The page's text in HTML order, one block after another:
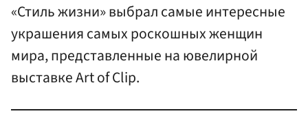
«Стиль жизни» выбрал самые интересные
украшения самых роскошных женщин
мира, представленные на ювелирной
выставке Art of Clip.